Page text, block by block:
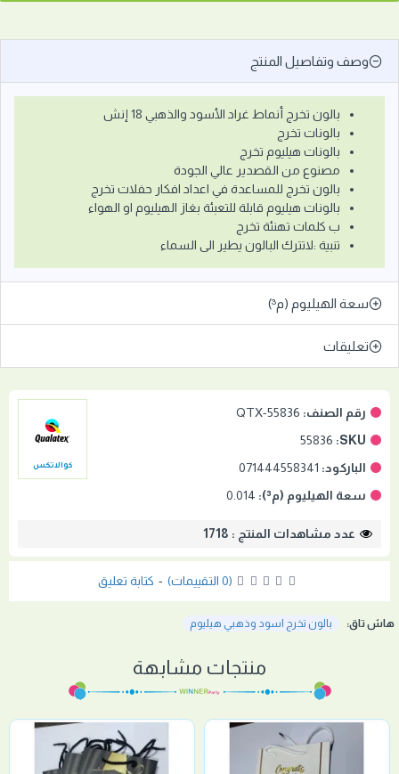
رقم الصنف: QTX-55836
SKU:
55836
الباركود: 071444558341
سعة الهيليوم (م³):
0.014
كوالاتكس
عدد مشاهدات المنتج : 1718
(0 التقييمات) - كتابة تعليق
وصف وتفاصيل المنتج
بالون تخرج أنماط غراد الأسود والذهبي 18 إنش
بالونات تخرج
بالونات هيليوم تخرج
مصنوع من القصدير عالي الجودة
بالون تخرج للمساعدة في اعداد افكار حفلات تخرج
بالونات هيليوم قابلة للتعبئة بغاز الهيليوم او الهواء
ب كلمات تهنئة تخرج
تنبية :لاتترك البالون يطير الى السماء
سعة الهيليوم (م³)
تعليقات
هاش تاق: بالون تخرج اسود وذهبي هيليوم
منتجات مشابهة